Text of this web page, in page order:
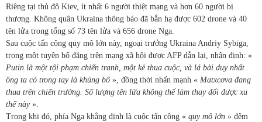
Riêng tại thủ đô Kiev, ít nhất 6 người thiệt mạng và hơn 60 người bị
thương. Không quân Ukraina thông báo đã bắn hạ được 602 drone và 40
tên lửa trong tổng số 73 tên lửa và 656 drone Nga.
Sau cuộc tấn công quy mô lớn này, ngoại trưởng Ukraina Andriy Sybiga,
trong một tuyên bố đăng trên mạng xã hội được AFP dẫn lại, nhận định: «
Putin là một tội phạm chiến tranh, một kẻ thua cuộc, và lá bài duy nhất
ông ta có trong tay là khủng bố», đồng thời nhấn mạnh « Matxcơva đang
thua trên chiến trường. Số lượng tên lửa không thể làm thay đổi được xu
thế này».
Trong khi đó, phía Nga khẳng định là cuộc tấn công « quy mô lớn » đêm